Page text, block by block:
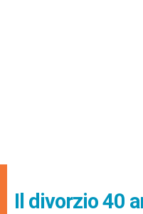
Il divorzio 40